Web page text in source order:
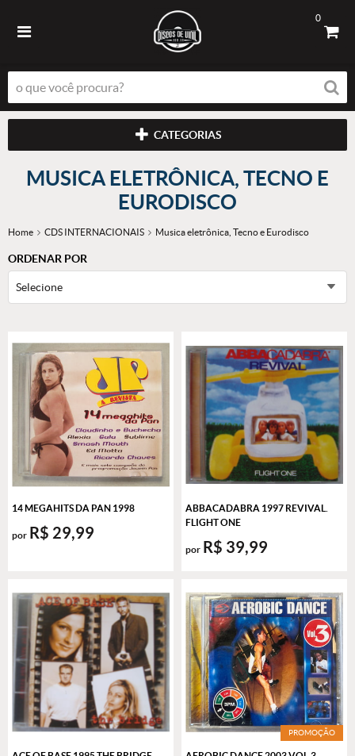
0
CATEGORIAS
MUSICA ELETRÔNICA, TECNO E
EURODISCO
Home CDS INTERNACIONAIS Musica eletrônica, Tecno e Eurodisco
ORDENAR POR
Selecione
14 MEGAHITS DA PAN 1998
por R$ 29,99
ABBACADABRA 1997 REVIVAL.
FLIGHT ONE
por R$ 39,99
PROMOÇÃO